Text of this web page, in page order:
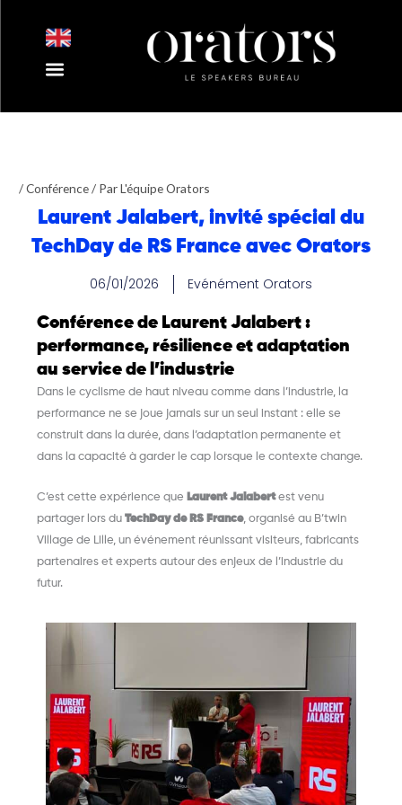
/Conférence/ ParL'équipe Orators
Laurent Jalabert, invité spécial du
TechDay de RS France avec Orators
06/01/2026 Evénément Orators
Conférence de Laurent Jalabert :
performance, résilience et adaptation
au service de l’industrie
Dans le cyclisme de haut niveau comme dans l’industrie, la
performance ne se joue jamais sur un seul instant : elle se
construit dans la durée, dans l’adaptation permanente et
dans la capacité à garder le cap lorsque le contexte change.
C’est cette expérience que Laurent Jalabertest venu
partager lors duTechDay de RS France, organisé au B’twin
Village de Lille, un événement réunissant visiteurs, fabricants
partenaires et experts autour des enjeux de l’industrie du
futur.